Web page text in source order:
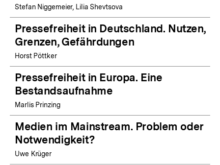
Stefan Niggemeier, Lilia Shevtsova
Pressefreiheit in Deutschland. Nutzen,
Grenzen, Gefährdungen
Horst Pöttker
Pressefreiheit in Europa. Eine
Bestandsaufnahme
Marlis Prinzing
Medien im Mainstream. Problem oder
Notwendigkeit?
Uwe Krüger